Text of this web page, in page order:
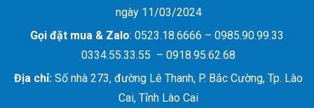
ngày 11/03/2024
Gọi đặt mua & Zalo: 0523.18.6666 – 0985.90.99.33
0334.55.33.55 – 0918.95.62.68
Địa chỉ: Số nhà 273, đường Lê Thanh, P. Bắc Cường, Tp. Lào
Cai, Tỉnh Lào Cai